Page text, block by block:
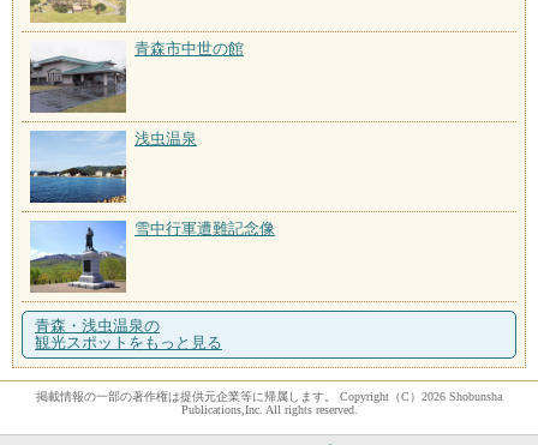
青森市中世の館
浅虫温泉
雪中行軍遭難記念像
青森・浅虫温泉の
観光スポットをもっと見る
掲載情報の一部の著作権は提供元企業等に帰属します。 Copyright（C）2026 Shobunsha
Publications,Inc. All rights reserved.